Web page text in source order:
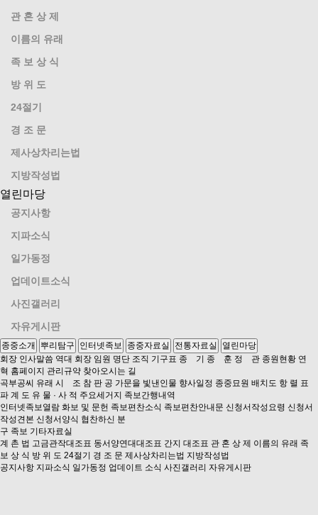
관 혼 상 제
이름의 유래
족 보 상 식
방 위 도
24절기
경 조 문
제사상차리는법
지방작성법
열린마당
공지사항
지파소식
일가동정
업데이트소식
사진갤러리
자유게시판
종중소개 뿌리탐구 인터넷족보 종중자료실 전통자료실
열린마당
회장 인사말씀 역대 회장 임원 명단 조직 기구표 종 기 종 훈 정 관 종원현황 연
혁 홈페이지 관리규약 찾아오시는 길
곡부공씨 유래 시 조 참 판 공 가문을 빛낸인물 향사일정 종중묘원 배치도 항 렬 표
파 계 도 유 물 · 사 적 주요세거지 족보간행내역
인터넷족보열람 화보 및 문헌 족보편찬소식 족보편찬안내문 신청서작성요령 신청서
작성견본 신청서양식 협찬하신 분
구 족보 기타자료실
계 촌 법 고금관작대조표 동서양연대대조표 간지 대조표 관 혼 상 제 이름의 유래 족
보 상 식 방 위 도 24절기 경 조 문 제사상차리는법 지방작성법
공지사항 지파소식 일가동정 업데이트 소식 사진갤러리 자유게시판